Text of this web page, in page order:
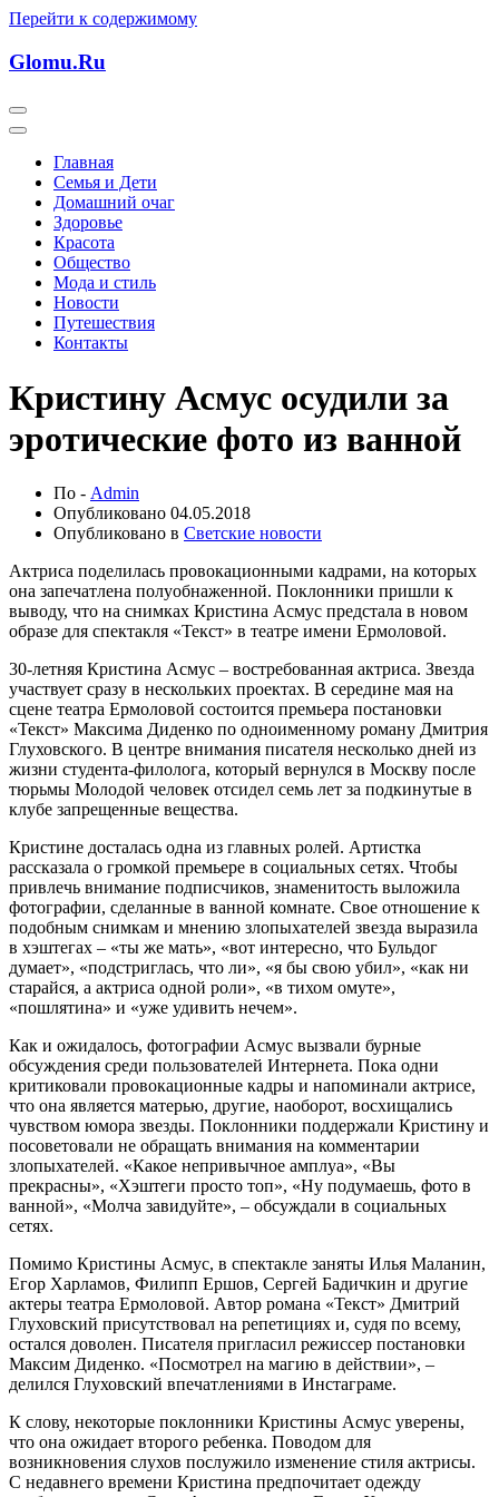
Перейти к содержимому
Glomu.Ru
Главная
Семья и Дети
Домашний очаг
Здоровье
Красота
Общество
Мода и стиль
Новости
Путешествия
Контакты
Кристину Асмус осудили за
эротические фото из ванной
По - Admin
Опубликовано 04.05.2018
Опубликовано в Светские новости
Актриса поделилась провокационными кадрами, на которых
она запечатлена полуобнаженной. Поклонники пришли к
выводу, что на снимках Кристина Асмус предстала в новом
образе для спектакля «Текст» в театре имени Ермоловой.
30-летняя Кристина Асмус – востребованная актриса. Звезда
участвует сразу в нескольких проектах. В середине мая на
сцене театра Ермоловой состоится премьера постановки
«Текст» Максима Диденко по одноименному роману Дмитрия
Глуховского. В центре внимания писателя несколько дней из
жизни студента-филолога, который вернулся в Москву после
тюрьмы Молодой человек отсидел семь лет за подкинутые в
клубе запрещенные вещества.
Кристине досталась одна из главных ролей. Артистка
рассказала о громкой премьере в социальных сетях. Чтобы
привлечь внимание подписчиков, знаменитость выложила
фотографии, сделанные в ванной комнате. Свое отношение к
подобным снимкам и мнению злопыхателей звезда выразила
в хэштегах – «ты же мать», «вот интересно, что Бульдог
думает», «подстриглась, что ли», «я бы свою убил», «как ни
старайся, а актриса одной роли», «в тихом омуте»,
«пошлятина» и «уже удивить нечем».
Как и ожидалось, фотографии Асмус вызвали бурные
обсуждения среди пользователей Интернета. Пока одни
критиковали провокационные кадры и напоминали актрисе,
что она является матерью, другие, наоборот, восхищались
чувством юмора звезды. Поклонники поддержали Кристину и
посоветовали не обращать внимания на комментарии
злопыхателей. «Какое непривычное амплуа», «Вы
прекрасны», «Хэштеги просто топ», «Ну подумаешь, фото в
ванной», «Молча завидуйте», – обсуждали в социальных
сетях.
Помимо Кристины Асмус, в спектакле заняты Илья Маланин,
Егор Харламов, Филипп Ершов, Сергей Бадичкин и другие
актеры театра Ермоловой. Автор романа «Текст» Дмитрий
Глуховский присутствовал на репетициях и, судя по всему,
остался доволен. Писателя пригласил режиссер постановки
Максим Диденко. «Посмотрел на магию в действии», –
делился Глуховский впечатлениями в Инстаграме.
К слову, некоторые поклонники Кристины Асмус уверены,
что она ожидает второго ребенка. Поводом для
возникновения слухов послужило изменение стиля актрисы.
С недавнего времени Кристина предпочитает одежду